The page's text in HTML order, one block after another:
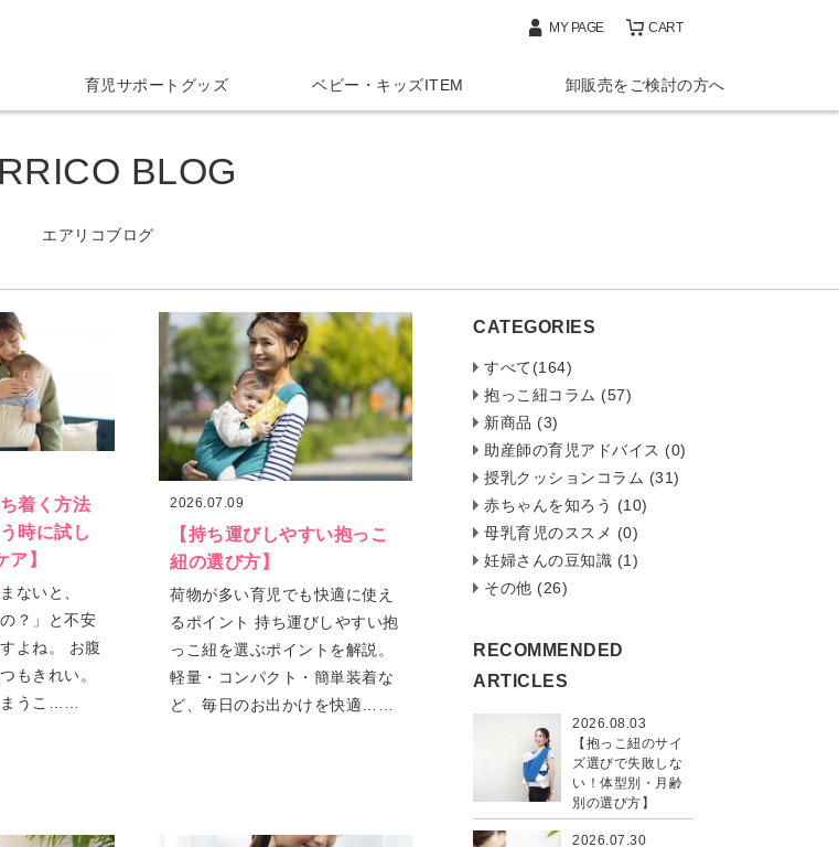
MY PAGE CART
育児サポートグッズ ベビー・キッズITEM 卸販売をご検討の方へ
BLOG
エアリコブログ
着く方法
時に試し
】
ないと、
？」と不安
よね。 お腹
もきれい。
うこ……
2026.07.09
【持ち運びしやすい抱っこ
紐の選び方】
荷物が多い育児でも快適に使え
るポイント 持ち運びしやすい抱
っこ紐を選ぶポイントを解説。
軽量・コンパクト・簡単装着な
ど、毎日のお出かけを快適……
CATEGORIES
すべて(164)
抱っこ紐コラム (57)
新商品 (3)
助産師の育児アドバイス (0)
授乳クッションコラム (31)
赤ちゃんを知ろう (10)
母乳育児のススメ (0)
妊婦さんの豆知識 (1)
その他 (26)
RECOMMENDED
ARTICLES
2026.08.03
【抱っこ紐のサイ
ズ選びで失敗しな
い！体型別・月齢
別の選び方】
2026.07.30